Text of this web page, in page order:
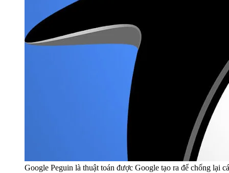
Google Peguin là thuật toán được Google tạo ra để chống lại